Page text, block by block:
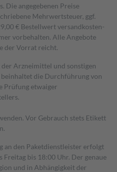
Die angegebenen Preise
Mehrwertsteuer, ggf.
€ Bestell­wert versand­kosten­
vorbehalten. Alle Angebote
der Vorrat reicht.
Arzneimittel und sonstigen
die Durchführung von
Prüfung etwaiger
Vor Gebrauch stets Etikett
an den Paketdienstleister erfolgt
Freitag bis 18:00 Uhr. Der genaue
und in Abhängigkeit der